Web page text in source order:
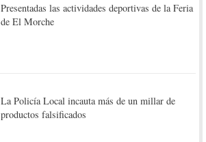
Presentadas las actividades deportivas de la Feria
de El Morche
La Policía Local incauta más de un millar de
productos falsificados